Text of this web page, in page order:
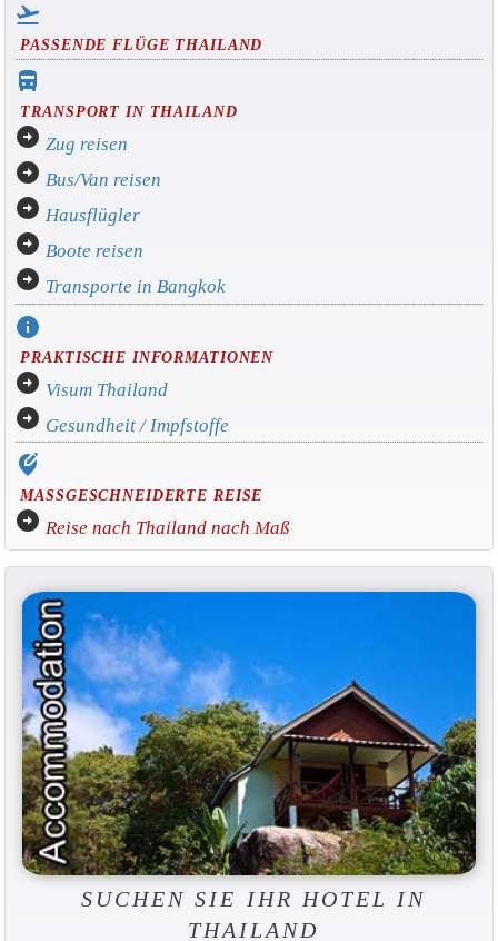
flight_takeoff
PASSENDE FLÜGE THAILAND
directions_bus_filled
TRANSPORT IN THAILAND
arrow_circle_right Zug reisen
arrow_circle_right Bus/Van reisen
arrow_circle_right Hausflügler
arrow_circle_right Boote reisen
arrow_circle_right Transporte in Bangkok
info
PRAKTISCHE INFORMATIONEN
arrow_circle_right Visum Thailand
arrow_circle_right Gesundheit / Impfstoffe
edit_location_alt
MASSGESCHNEIDERTE REISE
arrow_circle_right Reise nach Thailand nach Maß
SUCHEN SIE IHR HOTEL IN
THAILAND